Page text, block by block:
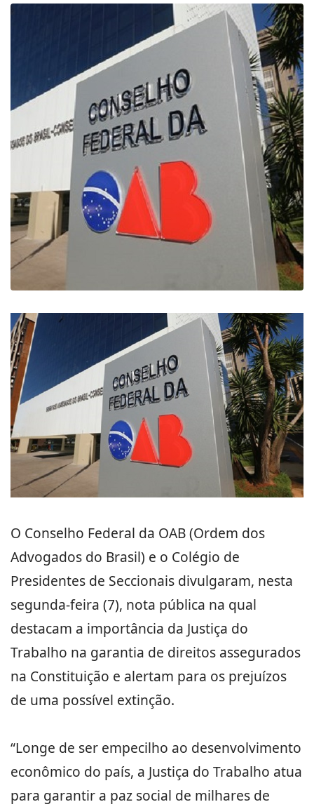
O Conselho Federal da OAB (Ordem dos
Advogados do Brasil) e o Colégio de
Presidentes de Seccionais divulgaram, nesta
segunda-feira (7), nota pública na qual
destacam a importância da Justiça do
Trabalho na garantia de direitos assegurados
na Constituição e alertam para os prejuízos
de uma possível extinção.
“Longe de ser empecilho ao desenvolvimento
econômico do país, a Justiça do Trabalho atua
para garantir a paz social de milhares de